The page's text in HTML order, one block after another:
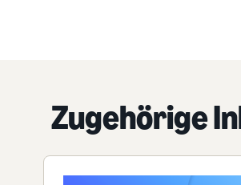
Zugehörige